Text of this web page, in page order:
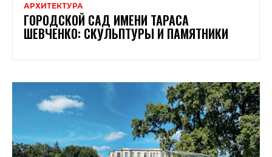
АРХИТЕКТУРА
ГОРОДСКОЙ САД ИМЕНИ ТАРАСА
ШЕВЧЕНКО: СКУЛЬПТУРЫ И ПАМЯТНИКИ